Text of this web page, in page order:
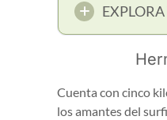
Cuenta con cinco
los amantes del